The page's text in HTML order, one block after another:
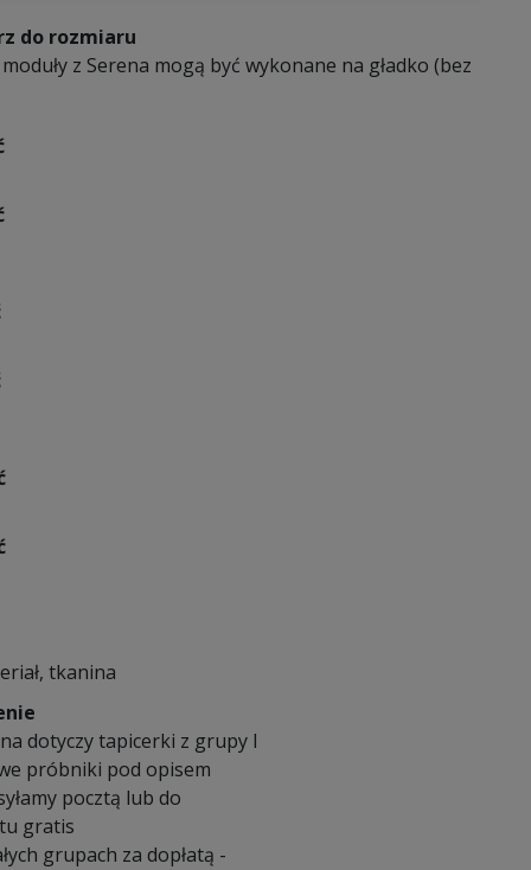
do rozmiaru
z Serena mogą być wykonane na gładko (bez
tkanina
dotyczy tapicerki z grupy I
próbniki pod opisem
pocztą lub do
gratis
grupach za dopłatą -